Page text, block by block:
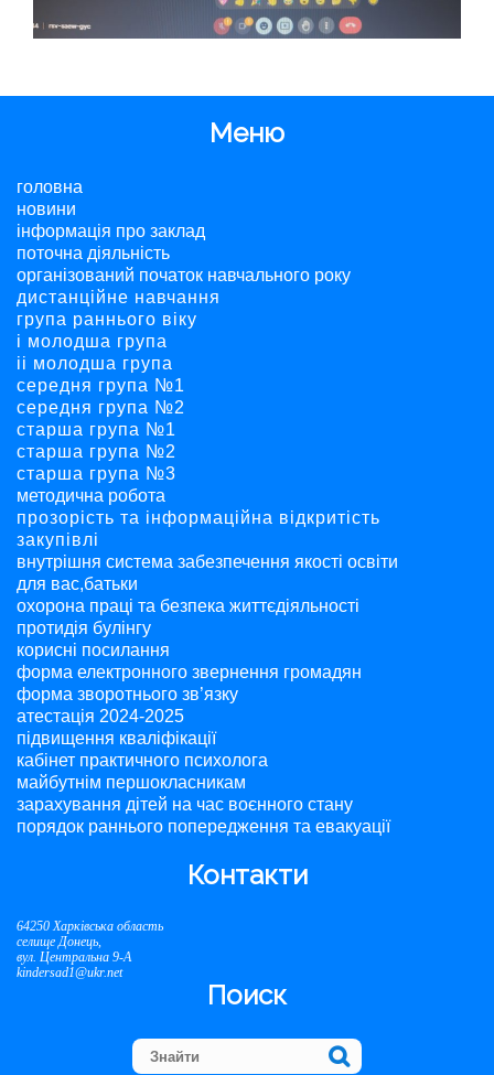
Меню
головна
новини
інформація про заклад
поточна діяльність
організований початок навчального року
дистанційне навчання
група раннього віку
і молодша група
ii молодша група
середня група №1
середня група №2
старша група №1
старша група №2
старша група №3
методична робота
прозорість та інформаційна відкритість
закупівлі
внутрішня система забезпечення якості освіти
для вас,батьки
охорона праці та безпека життєдіяльності
протидія булінгу
корисні посилання
форма електронного звернення громадян
форма зворотнього зв’язку
атестація 2024-2025
підвищення кваліфікації
кабінет практичного психолога
майбутнім першокласникам
зарахування дітей на час воєнного стану
порядок раннього попередження та евакуації
Контакти
64250 Харківська область
селище Донець,
вул. Центральна 9-А
kindersad1@ukr.net
Поиск